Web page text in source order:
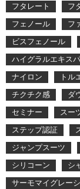
フタレート
フ
フェノール
フ
ビスフェノール
ハイグラルエキス
ナイロン
トル
チクチク感
ダ
セミナー
スー
ステップ認証
ジャンプスーツ
シリコーン
シ
サーモマイグレー